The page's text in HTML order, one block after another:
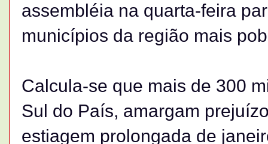
assembléia na quarta-feira
municípios da região mais
Calcula-se que mais de 300
Sul do País, amargam
estiagem prolongada de